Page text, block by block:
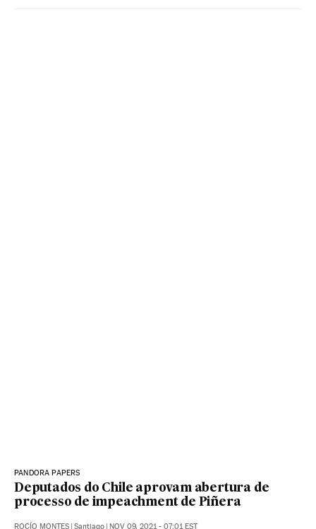
PANDORA PAPERS
Deputados do Chile aprovam abertura de
processo de impeachment de Piñera
ROCÍO MONTES | Santiago | NOV 09, 2021 - 07:01EST